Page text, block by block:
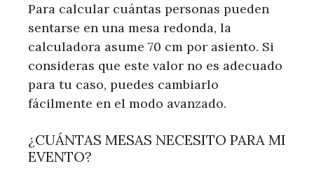
Para calcular cuántas personas pueden
sentarse en una mesa redonda, la
calculadora asume 70 cm por asiento. Si
consideras que este valor no es adecuado
para tu caso, puedes cambiarlo
fácilmente en el modo avanzado.
¿CUÁNTAS MESAS NECESITO PARA MI
EVENTO?